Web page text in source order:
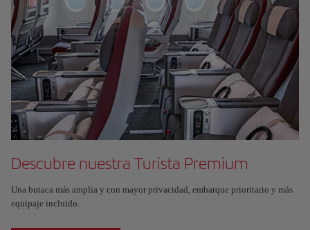
Descubre nuestra Turista Premium
Una butaca más amplia y con mayor privacidad, embarque prioritario y más
equipaje incluido.